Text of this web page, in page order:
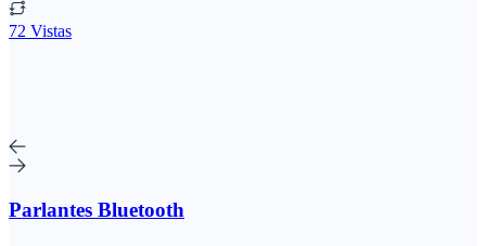
72 Vistas
Parlantes Bluetooth